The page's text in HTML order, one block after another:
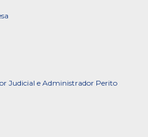
Judicial e Administrador Perito